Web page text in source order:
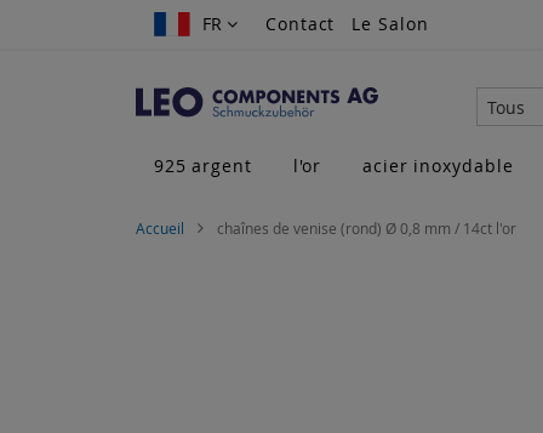
FR
FR Contact Le Salon
Tous
925 argent
l'or acier inoxydable
Accueil chaînes de venise (rond) Ø 0,8 mm / 14ct l'or